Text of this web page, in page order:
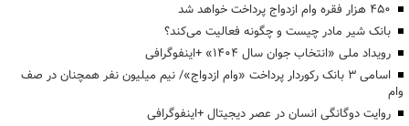
۴۵۰ هزار فقره وام ازدواج پرداخت خواهد شد
بانک شیر مادر چیست و چگونه فعالیت می‌کند؟
رویداد ملی «انتخاب جوان سال ۱۴۰۴» +اینفوگرافی
اسامی ۳ بانک رکوردار پرداخت «وام ازدواج»/ نیم میلیون نفر همچنان در صف
وام
روایت دوگانگی انسان در عصر دیجیتال +اینفوگرافی